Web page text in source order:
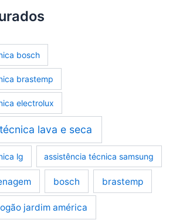
bosch
brastemp
electrolux
lava e seca
lg assistência técnica samsung
bosch brastemp
jardim américa